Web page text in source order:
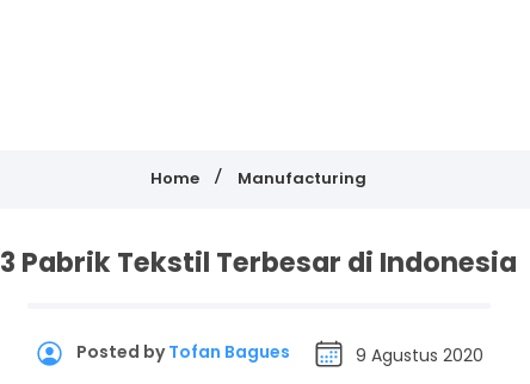
Home Manufacturing
3 Pabrik Tekstil Terbesar di Indonesia
Posted byTofan Bagues 9 Agustus 2020